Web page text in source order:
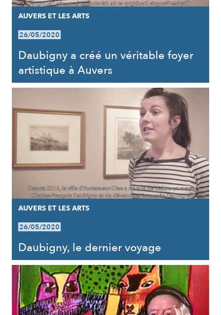
AUVERS ET LES ARTS
26/05/2020
Daubigny a créé un véritable foyer
artistique à Auvers
AUVERS ET LES ARTS
26/05/2020
Daubigny, le dernier voyage